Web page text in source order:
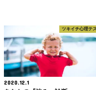
ツキイチ心理テ
2020.12.1